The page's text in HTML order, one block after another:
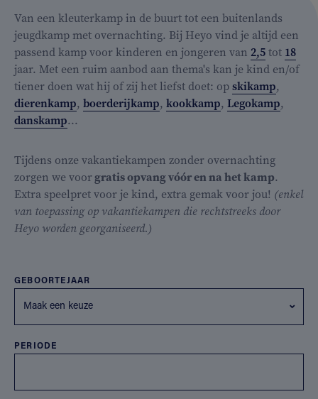
Van een kleuterkamp in de buurt tot een buitenlands
jeugdkamp met overnachting. Bij Heyo vind je altijd een
passend kamp voor kinderen en jongeren van 2,5tot 18
jaar. Met een ruim aanbod aan thema's kan je kind en/of
tiener doen wat hij of zij het liefst doet: opskikamp,
dierenkamp, boerderijkamp, kookkamp, Legokamp,
danskamp...
Tijdens onze vakantiekampen zonder overnachting
zorgen we voorgratis opvang vóór en na het kamp.
Extra speelpret voor je kind, extra gemak voor jou! (enkel
van toepassing op vakantiekampen die rechtstreeks door
Heyo worden georganiseerd.)
GEBOORTEJAAR
Maak een keuze
PERIODE